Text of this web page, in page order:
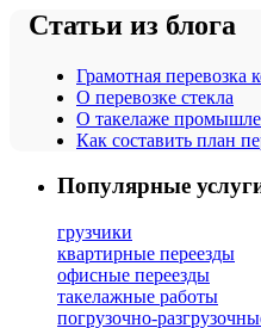
Статьи из блога
Грамотная перевозка
О перевозке стекла
О такелаже
Как составить план
Популярные
грузчики
квартирные переезды
офисные переезды
такелажные работы
погрузочно-